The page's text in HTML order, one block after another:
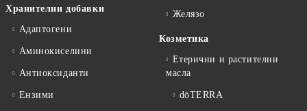
Хранителни добавки
Адаптогени
Аминокиселини
Антиоксиданти
Ензими
Желязо
Козметика
Етерични и растителни
масла
dōTERRA